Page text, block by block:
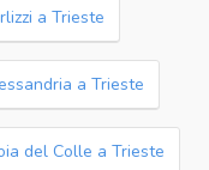
a Trieste
a Trieste
del Colle a Trieste